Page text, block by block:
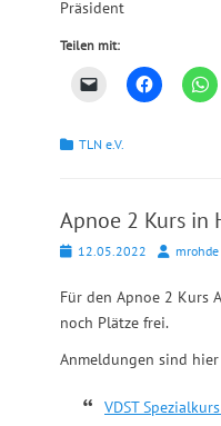
Präsident
Teilen mit:
Kategorien
TLN e.V.
Apnoe 2 Kurs in
Posted12.05.2022 Autormrohde
Für den Apnoe 2 Kurs
noch Plätze frei.
Anmeldungen sind
VDST